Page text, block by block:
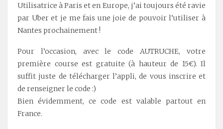
Utilisatrice à Paris et en Europe, j’ai toujours été ravie
par Uber et je me fais une joie de pouvoir l’utiliser à
Nantes prochainement !
Pour l’occasion, avec le code AUTRUCHE, votre
première course est gratuite (à hauteur de 15€). Il
suffit juste de télécharger l’appli, de vous inscrire et
de renseigner le code :)
Bien évidemment, ce code est valable partout en
France.